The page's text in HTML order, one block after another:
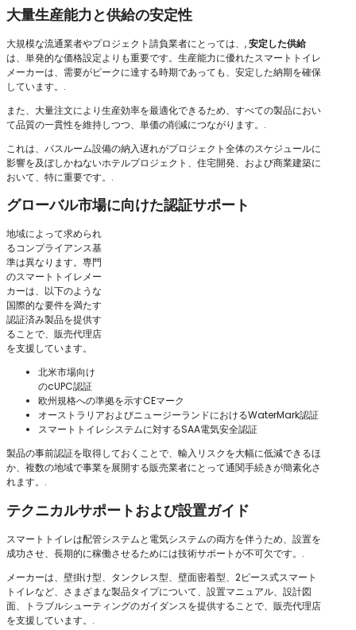
大量生産能力と供給の安定性
大規模な流通業者やプロジェクト請負業者にとっては、,安定した供給
は、単発的な価格設定よりも重要です。生産能力に優れたスマートトイレ
メーカーは、需要がピークに達する時期であっても、安定した納期を確保
しています。.
また、大量注文により生産効率を最適化できるため、すべての製品におい
て品質の一貫性を維持しつつ、単価の削減につながります。.
これは、バスルーム設備の納入遅れがプロジェクト全体のスケジュールに
影響を及ぼしかねないホテルプロジェクト、住宅開発、および商業建築に
おいて、特に重要です。.
グローバル市場に向けた認証サポート
地域によって求められ
るコンプライアンス基
準は異なります。専門
のスマートトイレメー
カーは、以下のような
国際的な要件を満たす
認証済み製品を提供す
ることで、販売代理店
を支援しています。
北米市場向け
のcUPC認証
欧州規格への準拠を示すCEマーク
オーストラリアおよびニュージーランドにおけるWaterMark認証
スマートトイレシステムに対するSAA電気安全認証
製品の事前認証を取得しておくことで、輸入リスクを大幅に低減できるほ
か、複数の地域で事業を展開する販売業者にとって通関手続きが簡素化さ
れます。.
テクニカルサポートおよび設置ガイド
スマートトイレは配管システムと電気システムの両方を伴うため、設置を
成功させ、長期的に稼働させるためには技術サポートが不可欠です。.
メーカーは、壁掛け型、タンクレス型、壁面密着型、2ピース式スマート
トイレなど、さまざまな製品タイプについて、設置マニュアル、設計図
面、トラブルシューティングのガイダンスを提供することで、販売代理店
を支援しています。.